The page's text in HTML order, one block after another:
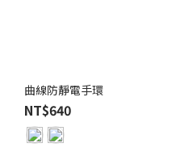
曲線防靜電手環
NT$640